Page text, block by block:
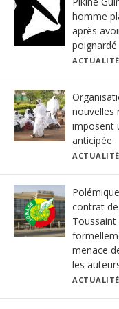
homme
après
nouvelles
imposent
anticipée
contrat de
menace
les